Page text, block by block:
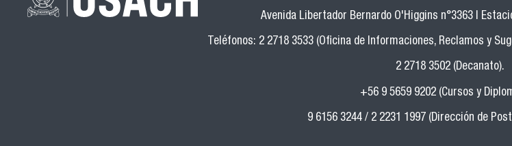
Avenida Libertador Bernardo O'Higgins n°3363 |
Teléfonos: 2 2718 3533 (Oficina de Informaciones, Reclamos y
2 2718 3502 (Decanato).
+56 9 5659 9202 (Cursos y
9 6156 3244 / 2 2231 1997 (Dirección de